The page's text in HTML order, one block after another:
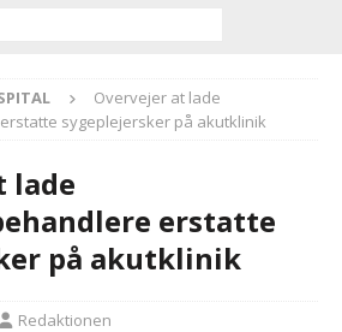
Overvejer at lade
sygeplejersker på akutklinik
lade
erstatte
på akutklinik
Redaktionen